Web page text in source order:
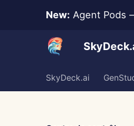
New: Agent Pods
SkyDeck.ai